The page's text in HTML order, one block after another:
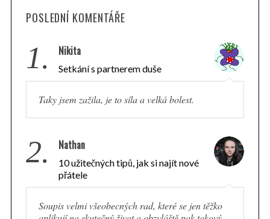
POSLEDNÍ KOMENTÁŘE
1. Nikita
Setkání s partnerem duše
Taky jsem zažila, je to síla a velká bolest.
2. Nathan
10 užitečných tipů, jak si najít nové
přátele
Soupis velmi všeobecných rad, které se jen těžko